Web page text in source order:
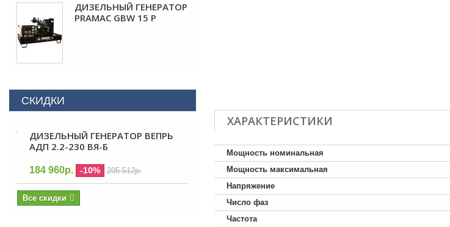
ДИЗЕЛЬНЫЙ ГЕНЕРАТОР
PRAMAC GBW 15 P
СКИДКИ
ДИЗЕЛЬНЫЙ ГЕНЕРАТОР ВЕПРЬ
АДП 2.2-230 ВЯ-Б
184 960р. -10% 205 512р.
Все скидки
ХАРАКТЕРИСТИКИ
Мощность номинальная
Мощность максимальная
Напряжение
Число фаз
Частота